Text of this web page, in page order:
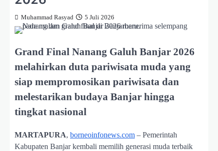
Muhammad Rasyad 5 Juli 2026
Grand Final Nanang Galuh Banjar 2026
melahirkan duta pariwisata muda yang
siap mempromosikan pariwisata dan
melestarikan budaya Banjar hingga
tingkat nasional
MARTAPURA, borneoinfonews.com – Pemerintah
Kabupaten Banjar kembali memilih generasi muda terbaik